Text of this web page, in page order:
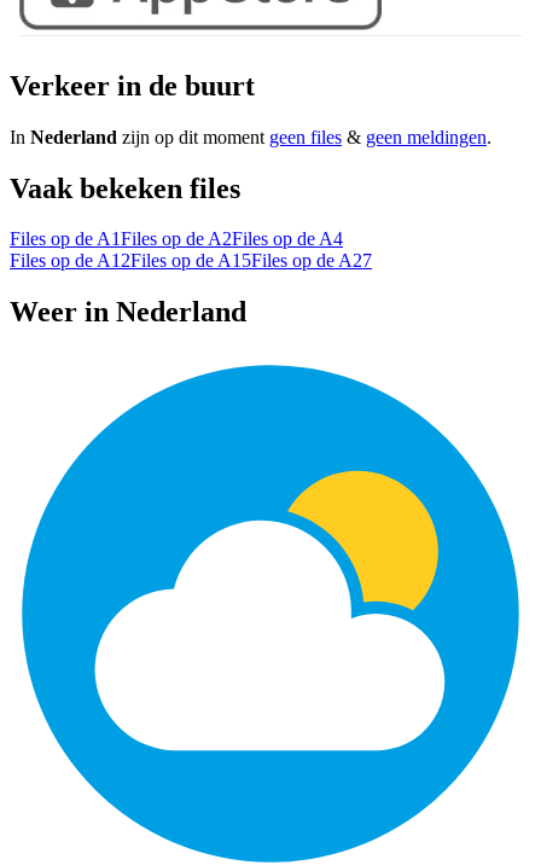
Verkeer in de buurt
In Nederland zijn op dit moment geen files & geen meldingen.
Vaak bekeken files
Files op de A1Files op de A2Files op de A4
Files op de A12Files op de A15Files op de A27
Weer in Nederland